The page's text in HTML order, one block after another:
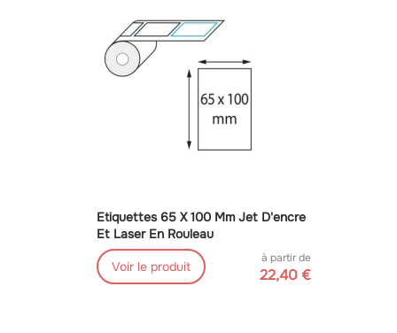
Etiquettes 65 X 100 Mm Jet D'encre
Et Laser En Rouleau
Voir le produit
à partir de
22,40 €